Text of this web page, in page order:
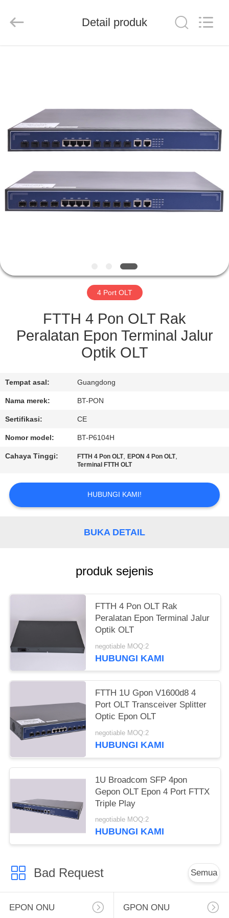
TENTANG
KAMI
PABRIK
KONTROL
HUBUNGI
KAMI
PERMINTAAN
PENAWARAN
PRIVACY
POLICY
Ltd..
Detail produk
4 Port OLT
FTTH 4 Pon OLT Rak
Peralatan Epon Terminal Jalur
Optik OLT
Tempat asal: Guangdong
Nama merek: BT-PON
Sertifikasi: CE
Nomor model: BT-P6104H
Cahaya Tinggi: FTTH 4 Pon OLT,EPON 4 Pon OLT,
Terminal FTTH OLT
HUBUNGI KAMI!
BUKA DETAIL
produk sejenis
FTTH 4 Pon OLT Rak
Peralatan Epon Terminal Jalur
Optik OLT
negotiable MOQ:2
HUBUNGI KAMI
FTTH 1U Gpon V1600d8 4
Port OLT Transceiver Splitter
Optic Epon OLT
negotiable MOQ:2
HUBUNGI KAMI
1U Broadcom SFP 4pon
Gepon OLT Epon 4 Port FTTX
Triple Play
negotiable MOQ:2
HUBUNGI KAMI
Bad Request Semua
EPON ONU GPON ONU